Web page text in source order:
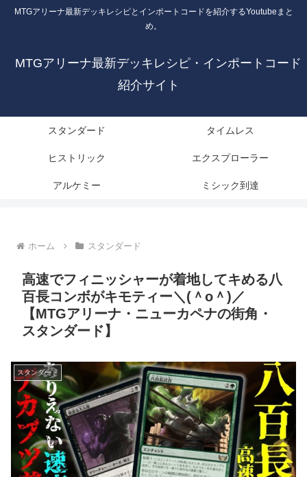
MTGアリーナ最新デッキレシピとインポートコードを紹介するYoutubeまと
め。
MTGアリーナ最新デッキレシピ・インポートコード
紹介サイト
スタンダード タイムレス
ヒストリック エクスプローラー
アルケミー ミシック到達
ホーム スタンダード
高速でフィニッシャーが着地してキめる八
百長コンボがキモティー＼(＾o＾)／
【MTGアリーナ・ニューカペナの街角・
スタンダード】
スタンダード